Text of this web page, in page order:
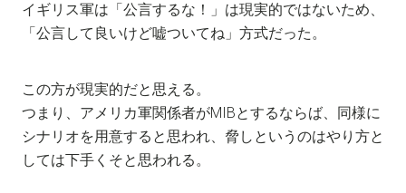
イギリス軍は「公言するな！」は現実的ではないため、
「公言して良いけど嘘ついてね」方式だった。
この方が現実的だと思える。
つまり、アメリカ軍関係者がMIBとするならば、同様に
シナリオを用意すると思われ、脅しというのはやり方と
しては下手くそと思われる。